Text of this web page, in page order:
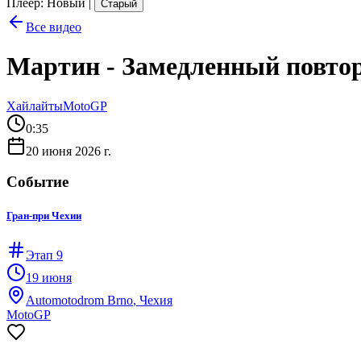
Старый
Все видео
Мартин - Замедленный
ХайлайтыMotoGP
0:35
20 июня 2026 г.
Событие
Гран-при Чехии
Этап 9
19 июня
Automotodrom Brno, Чехия
MotoGP